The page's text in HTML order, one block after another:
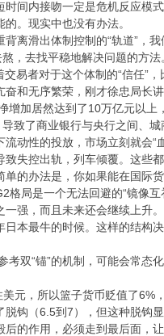
间内接吻一定是危机反应模
。现实中也没有办法。
离滑出体制控制的“轨道”，
，去找平稳地解决问题的方法
易者对于这个体制的“信任”
和无序繁荣，刚才徐忠局长
增加居然达到了10万亿元以
致了商业银行与央行之间、
动性的投放，市场立刻就会“
失控出轨，列车倾覆。这些
的办法是，你如果能在国际
格局是一个无法回避的“镜像
强，而且未来还会继续上升
本最牛的时候。这样的结构
双“锚”的机制，可能会常态
元，所以篮子货币贬值了6%
钩（6.5到7），但这种脱钩
的作用，必须走到最后面，